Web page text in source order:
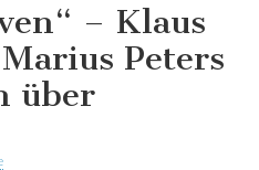
– Klaus
Peters
über